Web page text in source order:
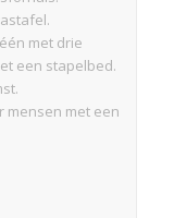
met drie
een stapelbed.
mensen met een